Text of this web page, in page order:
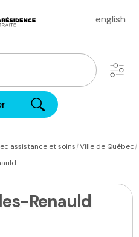
english
assistance et soins|Ville de Québec|
Renauld